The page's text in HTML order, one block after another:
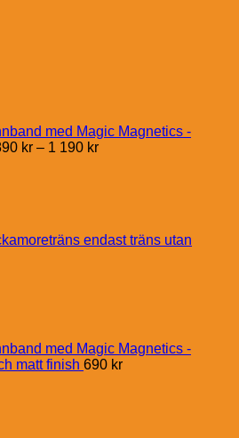
med Magic Magnetics -
kr – 1 190 krPrice
endast träns utan
med Magic Magnetics -
matt finish 690 kr